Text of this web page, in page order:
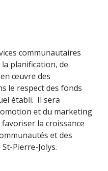
communautaires
la planification, de
œuvre des
le respect des fonds
établi. Il sera
et du marketing
la croissance
et des
Pierre-Jolys.